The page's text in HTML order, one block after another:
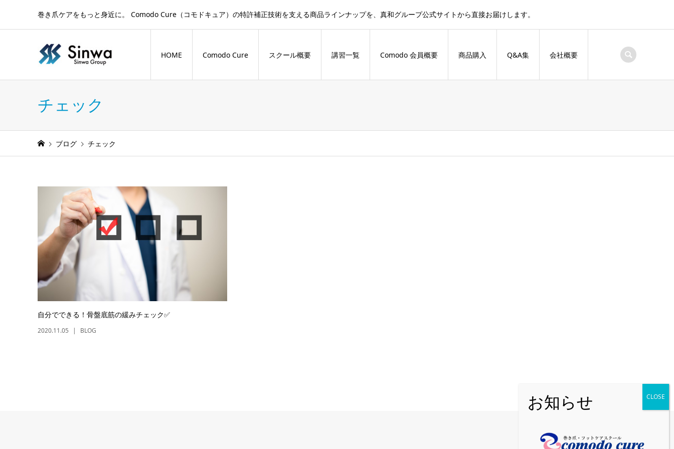
巻き爪ケアをもっと身近に。 Comodo Cure（コモドキュア）の特許補正技術を支える商品ラインナップを、真和グループ公式サイトから直接お届けします。
HOME Comodo Cure スクール概要 講習一覧 Comodo 会員概要 商品購入 Q&A集 会社概要
チェック
ブログ チェック
自分でできる！骨盤底筋の緩みチェック✅
2020.11.05 BLOG